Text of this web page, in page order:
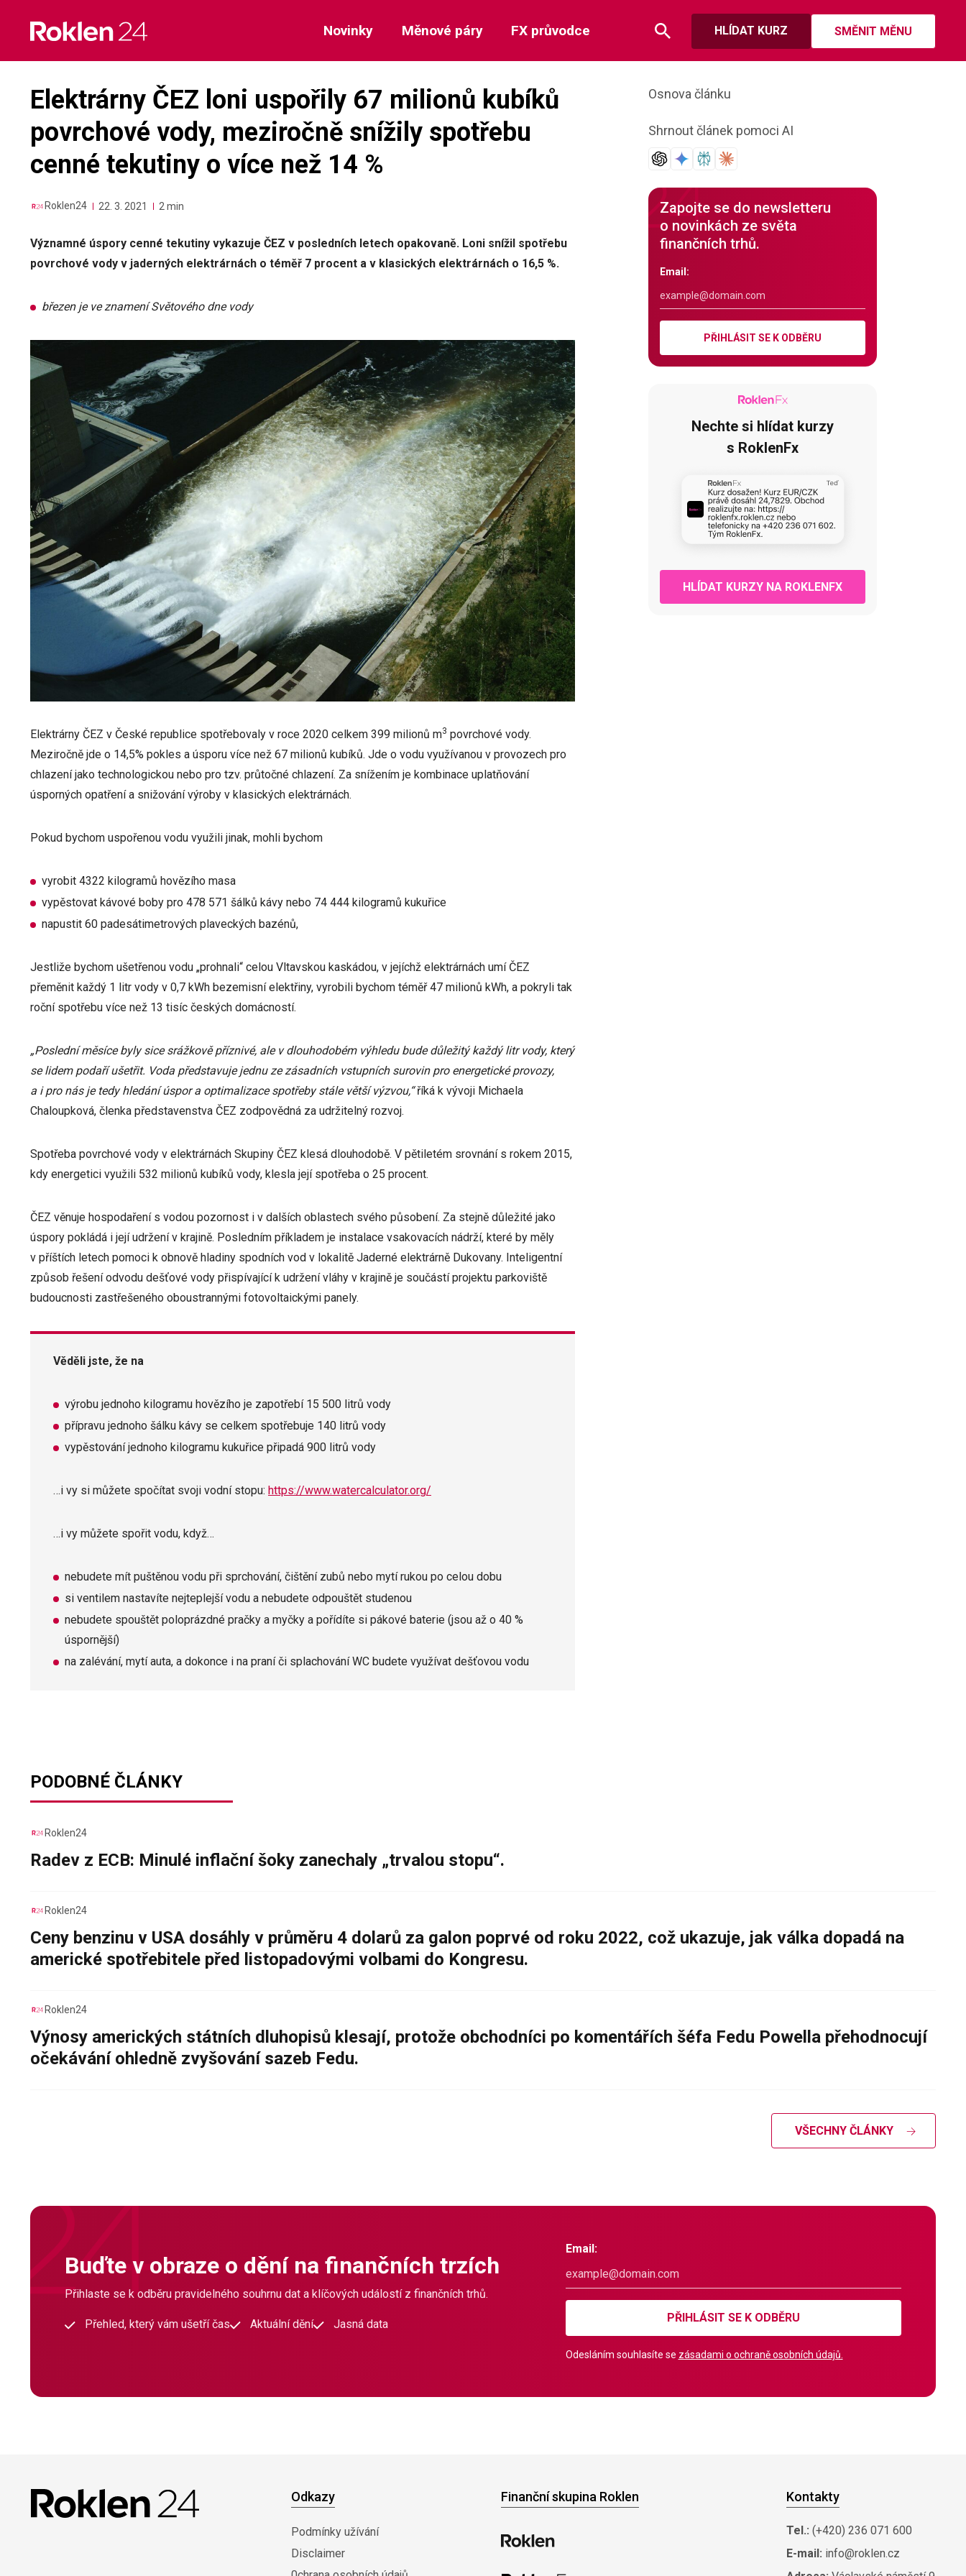
content
HLÍDAT KURZ SMĚNIT MĚNU
Novinky Měnové páry FX průvodce
Elektrárny ČEZ loni uspořily 67 milionů kubíků
povrchové vody, meziročně snížily spotřebu
cenné tekutiny o více než 14 %
Roklen24 22. 3. 2021 2 min
Významné úspory cenné tekutiny vykazuje ČEZ v posledních letech opakovaně. Loni snížil spotřebu
povrchové vody v jaderných elektrárnách o téměř 7 procent a v klasických elektrárnách o 16,5 %.
březen je ve znamení Světového dne vody
Elektrárny ČEZ v České republice spotřebovaly v roce 2020 celkem 399 milionů m3 povrchové vody.
Meziročně jde o 14,5% pokles a úsporu více než 67 milionů kubíků. Jde o vodu využívanou v provozech pro
chlazení jako technologickou nebo pro tzv. průtočné chlazení. Za snížením je kombinace uplatňování
úsporných opatření a snižování výroby v klasických elektrárnách.
Pokud bychom uspořenou vodu využili jinak, mohli bychom
vyrobit 4322 kilogramů hovězího masa
vypěstovat kávové boby pro 478 571 šálků kávy nebo 74 444 kilogramů kukuřice
napustit 60 padesátimetrových plaveckých bazénů,
Jestliže bychom ušetřenou vodu „prohnali“ celou Vltavskou kaskádou, v jejíchž elektrárnách umí ČEZ
přeměnit každý 1 litr vody v 0,7 kWh bezemisní elektřiny, vyrobili bychom téměř 47 milionů kWh, a pokryli tak
roční spotřebu více než 13 tisíc českých domácností.
„Poslední měsíce byly sice srážkově příznivé, ale v dlouhodobém výhledu bude důležitý každý litr vody, který
se lidem podaří ušetřit. Voda představuje jednu ze zásadních vstupních surovin pro energetické provozy,
a i pro nás je tedy hledání úspor a optimalizace spotřeby stále větší výzvou,“říká k vývoji Michaela
Chaloupková, členka představenstva ČEZ zodpovědná za udržitelný rozvoj.
Spotřeba povrchové vody v elektrárnách Skupiny ČEZ klesá dlouhodobě. V pětiletém srovnání s rokem 2015,
kdy energetici využili 532 milionů kubíků vody, klesla její spotřeba o 25 procent.
ČEZ věnuje hospodaření s vodou pozornost i v dalších oblastech svého působení. Za stejně důležité jako
úspory pokládá i její udržení v krajině. Posledním příkladem je instalace vsakovacích nádrží, které by měly
v příštích letech pomoci k obnově hladiny spodních vod v lokalitě Jaderné elektrárně Dukovany. Inteligentní
způsob řešení odvodu dešťové vody přispívající k udržení vláhy v krajině je součástí projektu parkoviště
budoucnosti zastřešeného oboustrannými fotovoltaickými panely.
Věděli jste, že na
výrobu jednoho kilogramu hovězího je zapotřebí 15 500 litrů vody
přípravu jednoho šálku kávy se celkem spotřebuje 140 litrů vody
vypěstování jednoho kilogramu kukuřice připadá 900 litrů vody
…i vy si můžete spočítat svoji vodní stopu: https://www.watercalculator.org/
…i vy můžete spořit vodu, když…
nebudete mít puštěnou vodu při sprchování, čištění zubů nebo mytí rukou po celou dobu
si ventilem nastavíte nejteplejší vodu a nebudete odpouštět studenou
nebudete spouštět poloprázdné pračky a myčky a pořídíte si pákové baterie (jsou až o 40 %
úspornější)
na zalévání, mytí auta, a dokonce i na praní či splachování WC budete využívat dešťovou vodu
Osnova článku
Shrnout článek pomoci AI
Zapojte se do newsletteru
o novinkách ze světa
finančních trhů.
Email:
PŘIHLÁSIT SE K ODBĚRU
Nechte si hlídat kurzy
s RoklenFx
HLÍDAT KURZY NA ROKLENFX
PODOBNÉ ČLÁNKY
Roklen24
Radev z ECB: Minulé inflační šoky zanechaly „trvalou stopu“.
Roklen24
Ceny benzinu v USA dosáhly v průměru 4 dolarů za galon poprvé od roku 2022, což ukazuje, jak válka dopadá na
americké spotřebitele před listopadovými volbami do Kongresu.
Roklen24
Výnosy amerických státních dluhopisů klesají, protože obchodníci po komentářích šéfa Fedu Powella přehodnocují
očekávání ohledně zvyšování sazeb Fedu.
VŠECHNY ČLÁNKY
Buďte v obraze o dění na finančních trzích
Přihlaste se k odběru pravidelného souhrnu dat a klíčových událostí z finančních trhů.
Přehled, který vám ušetří čas Aktuální dění Jasná data
Email:
PŘIHLÁSIT SE K ODBĚRU
Odesláním souhlasíte se zásadami o ochraně osobních údajů.
Odkazy
Podmínky užívání
Disclaimer
Finanční skupina Roklen Kontakty
Tel.: (+420) 236 071 600
E-mail: info@roklen.cz